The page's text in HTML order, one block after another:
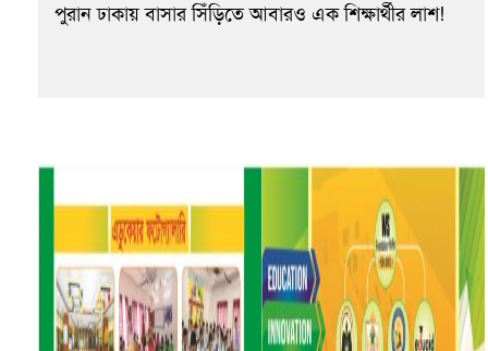
পুরান ঢাকায় বাসার সিঁড়িতে আবারও এক শিক্ষার্থীর লাশ!